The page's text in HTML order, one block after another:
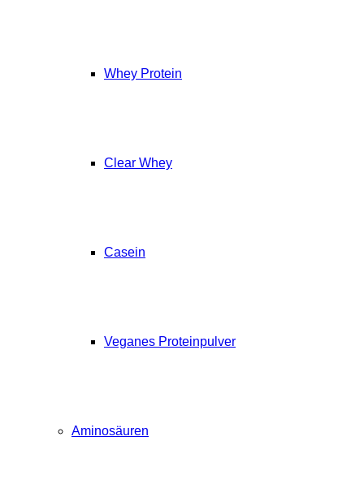
Whey Protein
Clear Whey
Casein
Veganes Proteinpulver
Aminosäuren